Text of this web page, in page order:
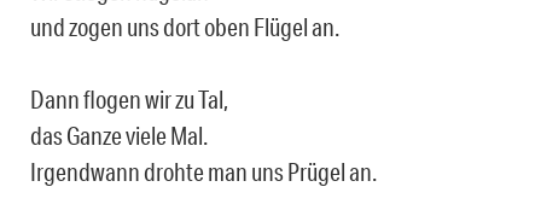
und zogen uns dort oben Flügel an.
Dann flogen wir zu Tal,
das Ganze viele Mal.
Irgendwann drohte man uns Prügel an.